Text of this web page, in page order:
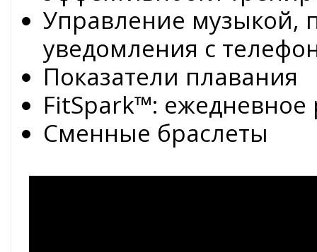
Управление музыкой,
уведомления с
Показатели плавания
FitSpark™: ежедневное
Сменные браслеты